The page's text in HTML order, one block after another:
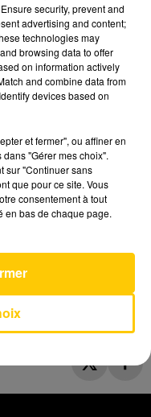
25 À 12H30
NORD
security, prevent and
advertising and content;
technologies may
browsing data to offer
on information actively
and combine data from
devices based on
et fermer", ou affiner en
"Gérer mes choix".
sur "Continuer sans
que pour ce site. Vous
consentement à tout
en bas de chaque page.